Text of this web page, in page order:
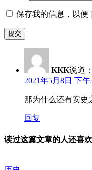
保存我的信息，以便
KKK说道：
2021年5月8日 下午
那为什么还有安史
回复
读过这篇文章的人还喜欢